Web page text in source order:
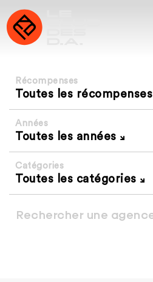
Récompenses
Toutes les récompenses
Années
Toutes les années
Catégories
Toutes les catégories